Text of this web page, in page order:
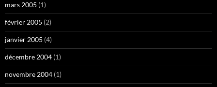
mars 2005 (1)
février 2005 (2)
janvier 2005 (4)
décembre 2004 (1)
novembre 2004 (1)